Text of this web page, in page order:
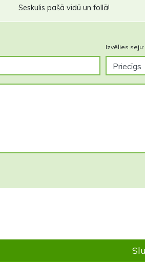
Seskulis pašā vidū un follā!
Izvēlies seju: